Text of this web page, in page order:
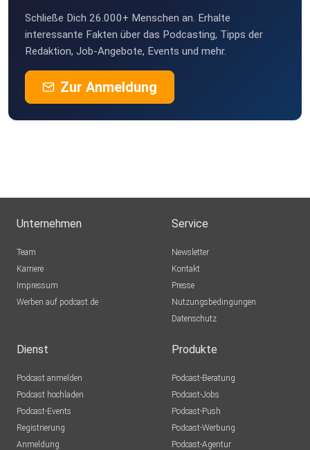
Schließe Dich 26.000+ Menschen an. Erhalte
interessante Fakten über das Podcasting, Tipps der
Redaktion, Job-Angebote, Events und mehr.
Zur Anmeldung
Unternehmen
Team
Karriere
Impressum
Werben auf podcast.de
Service
Newsletter
Kontakt
Presse
Nutzungsbedingungen
Datenschutz
Dienst
Podcast anmelden
Podcast hochladen
Podcast-Events
Registrierung
Anmeldung
Produkte
Podcast-Beratung
Podcast-Jobs
Podcast-Push
Podcast-Werbung
Podcast-Agentur